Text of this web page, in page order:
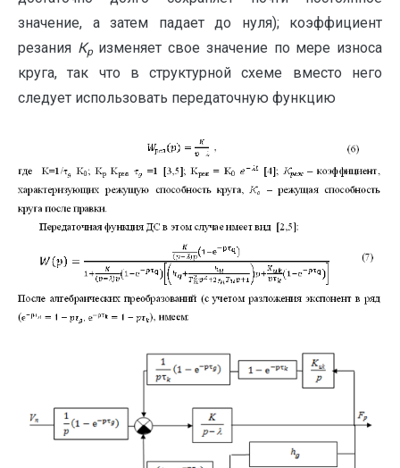
значение, а затем падает до нуля); коэффициент
резания Кр изменяет свое значение по мере износа
круга, так что в структурной схеме вместо него
следует использовать передаточную функцию